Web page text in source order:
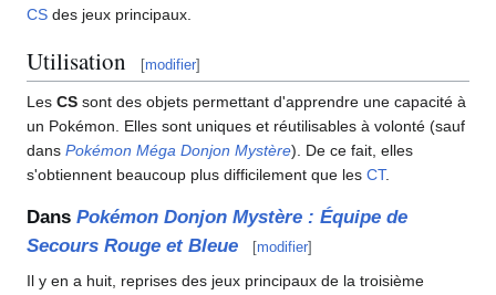
CS des jeux principaux.
Utilisation [modifier]
Les CS sont des objets permettant d'apprendre une capacité à
un Pokémon. Elles sont uniques et réutilisables à volonté (sauf
dans Pokémon Méga Donjon Mystère). De ce fait, elles
s'obtiennent beaucoup plus difficilement que les CT.
Dans Pokémon Donjon Mystère : Équipe de
Secours Rouge et Bleue
[modifier]
Il y en a huit, reprises des jeux principaux de la troisième